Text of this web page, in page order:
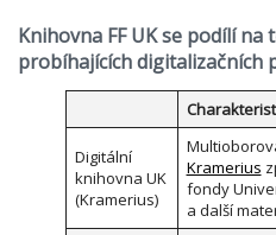
Knihovna FF UK se podílí
probíhajících digitalizačních
Digitální
knihovna UK
(Kramerius)
Kramerius
fondy
a další